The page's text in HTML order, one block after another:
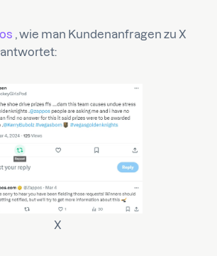
, wie man Kundenanfragen zu X
X